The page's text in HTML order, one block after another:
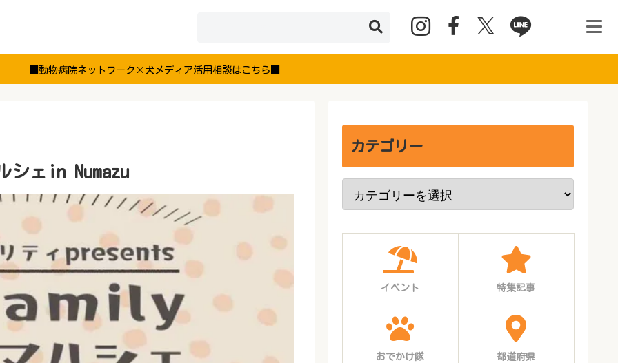
■動物病院ネットワーク×犬メディア活用相談はこちら■
ェin Numazu
カテゴリー
イベント 特集記事
おでかけ隊
都道府県